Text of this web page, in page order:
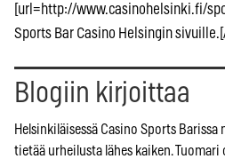
[url=http://www.casinohelsinki.fi/
Sports Bar Casino Helsingin
Blogiin kirjoittaa
Helsinkiläisessä Casino Sports Barissa
tietää urheilusta lähes kaiken.